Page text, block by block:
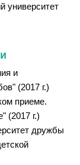
университет
и
(2017 г.)
приеме.
(2017 г.)
дружбы